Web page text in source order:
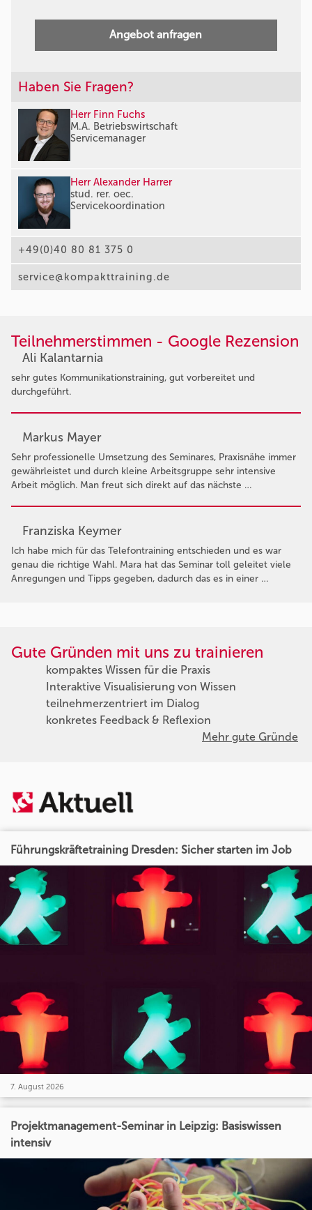
Angebot anfragen
Haben Sie Fragen?
Herr Finn Fuchs
M.A. Betriebswirtschaft
Servicemanager
Herr Alexander Harrer
stud. rer. oec.
Servicekoordination
+49(0)40 80 81 375 0
service@kompakttraining.de
Teilnehmerstimmen - Google Rezension
Ali Kalantarnia
sehr gutes Kommunikationstraining, gut vorbereitet und
durchgeführt.
Markus Mayer
Sehr professionelle Umsetzung des Seminares, Praxisnähe immer
gewährleistet und durch kleine Arbeitsgruppe sehr intensive
Arbeit möglich. Man freut sich direkt auf das nächste …
Franziska Keymer
Ich habe mich für das Telefontraining entschieden und es war
genau die richtige Wahl. Mara hat das Seminar toll geleitet viele
Anregungen und Tipps gegeben, dadurch das es in einer …
Gute Gründen mit uns zu trainieren
kompaktes Wissen für die Praxis
Interaktive Visualisierung von Wissen
teilnehmerzentriert im Dialog
konkretes Feedback & Reflexion
Mehr gute Gründe
Führungskräftetraining Dresden: Sicher starten im Job
7. August 2026
Projektmanagement-Seminar in Leipzig: Basiswissen
intensiv